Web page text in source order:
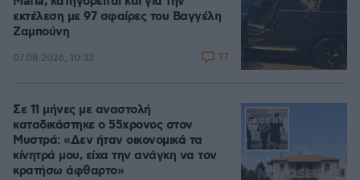
εκτέλεση με 97 σφαίρες του Βαγγέλη
Ζαμπούνη
07.08.2026, 10:33 37
Σε 11 μήνες με αναστολή
καταδικάστηκε ο 55χρονος στον
Μυστρά: «Δεν ήταν οικονομικά τα
κίνητρά μου, είχα την ανάγκη να τον
κρατήσω άφθαρτο»